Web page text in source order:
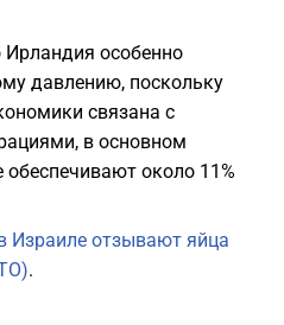
Ирландия особенно
давлению, поскольку
связана с
в основном
около 11%
Израиле отзывают яйца
.